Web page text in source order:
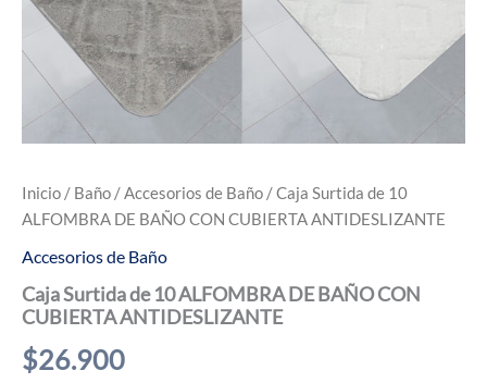
Inicio / Baño /Accesorios de Baño / Caja Surtida de 10
ALFOMBRA DE BAÑO CON CUBIERTA ANTIDESLIZANTE
Accesorios de Baño
Caja Surtida de 10 ALFOMBRA DE BAÑO CON
CUBIERTA ANTIDESLIZANTE
$26.900